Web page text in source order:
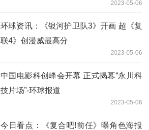
2023-05-06
环球资讯：《银河护卫队3》开画 超《复
联4》创漫威最高分
2023-05-06
中国电影科创峰会开幕 正式揭幕“永川科
技片场”-环球报道
2023-05-06
今日看点：《复合吧!前任》曝角色海报